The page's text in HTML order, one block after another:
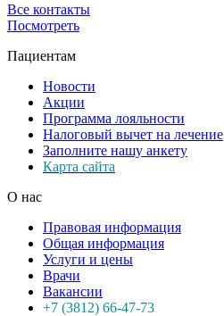
Все контакты
Посмотреть
Пациентам
Новости
Акции
Программа лояльности
Налоговый вычет на лечение
Заполните нашу анкету
Карта сайта
О нас
Правовая информация
Общая информация
Услуги и цены
Врачи
Вакансии
+7 (3812) 66-47-73